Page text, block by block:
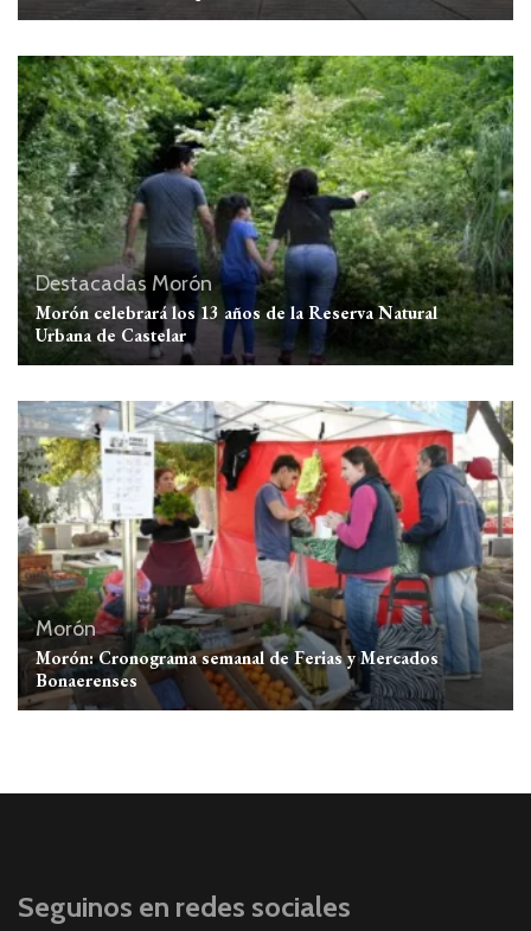
Destacadas Morón
Morón celebrará los 13 años de la Reserva Natural
Urbana de Castelar
Morón
Morón: Cronograma semanal de Ferias y Mercados
Bonaerenses
Seguinos en redes sociales